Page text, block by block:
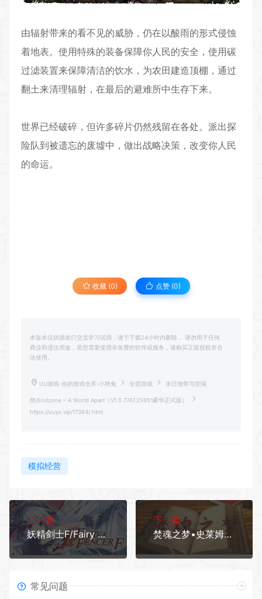
由辐射带来的看不见的威胁，仍在以酸雨的形式侵蚀
着地表。使用特殊的装备保障你人民的安全，使用碳
过滤装置来保障清洁的饮水，为农田建造顶棚，通过
翻土来清理辐射，在最后的避难所中生存下来。
世界已经破碎，但许多碎片仍然残留在各处。派出探
险队到被遗忘的废墟中，做出战略决策，改变你人民
的命运。
收藏 (0) 点赞 (0)
本版本仅供朋友们交流学习试用，请于下载24小时内删除， 请勿用于任何
商业和违法用途，若您需要使用非免费的软件或服务，请购买正版授权并合
法使用。
UU游戏-你的游戏仓库-小韩兔 全部游戏 末日地带与世隔
绝/Endzone – A World Apart（V1.0.7747.25951豪华正式版）
https://uuyx.vip/17364/.html
模拟经营
上一篇：
妖精剑士F/Fairy Fencer F(Build20150807)
下一篇：
焚魂之梦•史莱姆地下城•烤乳猪模拟器正式版（V1.00+MOD）
常见问题